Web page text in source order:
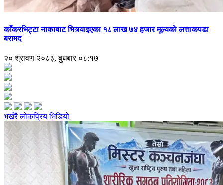
काँकरभिट्टा नाकाबाट भित्र्याइएका १८ लाख ७४ हजार मूल्यकाे लत्ताकपडा
बरामद
२० श्रावण २०८३, बुधबार ०८:१७
भर्खरैलोकप्रियभिडियो